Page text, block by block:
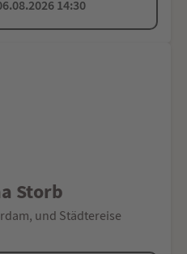
14:30
Storb
und Städtereise